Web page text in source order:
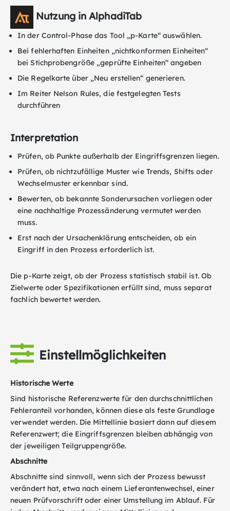
Nutzung in AlphadiTab
In der Control-Phase das Tool „p-Karte“ auswählen.
Bei fehlerhaften Einheiten „nichtkonformen Einheiten“
bei Stichprobengröße „geprüfte Einheiten“ angeben
Die Regelkarte über „Neu erstellen“ generieren.
Im Reiter Nelson Rules, die festgelegten Tests
durchführen
Interpretation
Prüfen, ob Punkte außerhalb der Eingriffsgrenzen liegen.
Prüfen, ob nichtzufällige Muster wie Trends, Shifts oder
Wechselmuster erkennbar sind.
Bewerten, ob bekannte Sonderursachen vorliegen oder
eine nachhaltige Prozessänderung vermutet werden
muss.
Erst nach der Ursachenklärung entscheiden, ob ein
Eingriff in den Prozess erforderlich ist.
Die p-Karte zeigt, ob der Prozess statistisch stabil ist. Ob
Zielwerte oder Spezifikationen erfüllt sind, muss separat
fachlich bewertet werden.
Einstellmöglichkeiten
Historische Werte
Sind historische Referenzwerte für den durchschnittlichen
Fehleranteil vorhanden, können diese als feste Grundlage
verwendet werden. Die Mittellinie basiert dann auf diesem
Referenzwert; die Eingriffsgrenzen bleiben abhängig von
der jeweiligen Teilgruppengröße.
Abschnitte
Abschnitte sind sinnvoll, wenn sich der Prozess bewusst
verändert hat, etwa nach einem Lieferantenwechsel, einer
neuen Prüfvorschrift oder einer Umstellung im Ablauf. Für